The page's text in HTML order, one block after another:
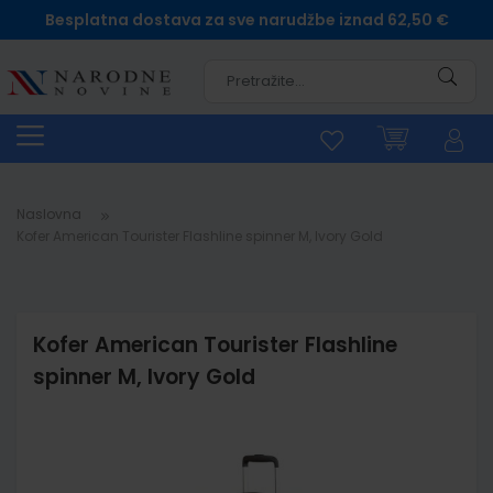
Besplatna dostava za sve narudžbe iznad 62,50 €
Naslovna
Kofer American Tourister Flashline
spinner M, Ivory Gold